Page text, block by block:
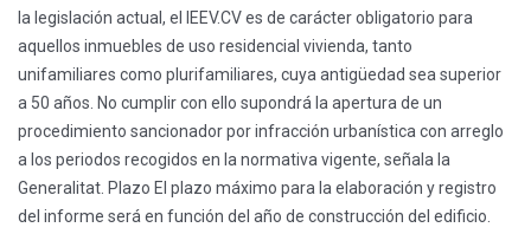
la legislación actual, el IEEV.CV es de carácter obligatorio para
aquellos inmuebles de uso residencial vivienda, tanto
unifamiliares como plurifamiliares, cuya antigüedad sea superior
a 50 años. No cumplir con ello supondrá la apertura de un
procedimiento sancionador por infracción urbanística con arreglo
a los periodos recogidos en la normativa vigente, señala la
Generalitat. Plazo El plazo máximo para la elaboración y registro
del informe será en función del año de construcción del edificio.